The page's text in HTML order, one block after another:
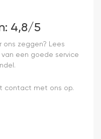
4,8/5
ons zeggen? Lees
een goede service
contact met ons op.